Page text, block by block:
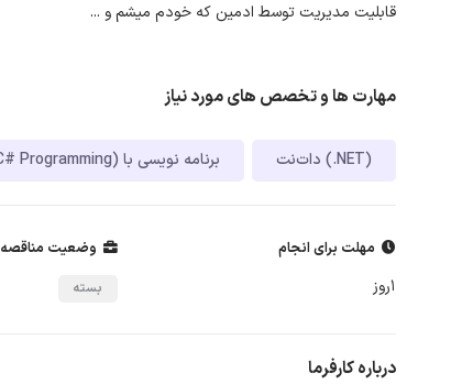
قابلیت مدیریت توسط ادمین که خودم میشم و ...
مهارت ها و تخصص های مورد نیاز
دات‌نت (.NET) برنامه نویسی با C# (C# Programming)
مهلت برای انجام
1روز
وضعیت مناقصه
بسته
درباره کارفرما